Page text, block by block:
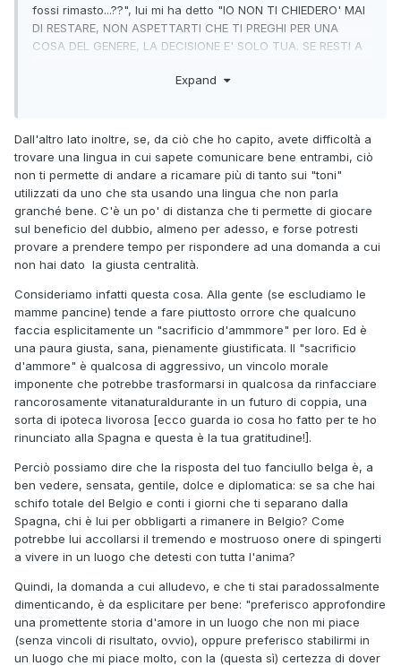
fossi rimasto...??", lui mi ha detto "IO NON TI CHIEDERO' MAI
DI RESTARE, NON ASPETTARTI CHE TI PREGHI PER UNA
COSA DEL GENERE, LA DECISIONE E' SOLO TUA. SE RESTI A
NON TI CHIEDERO' MAI DI RESTARE QUI, PER ME." Il che,
razionali ok, ma non robot... a me verrebbe spontaneo, nei
suoi panni, buttare li un "dai, resta con me!".
(La differenza culturale è palese: gli italiani allisciano
sempre le cose e girano 7 pianeti prima di arrivare a dire le
cose come stanno, all'estero, lo saprete, sono molto più
diretti e concisi, tant'è stato S con me).
Expand
Dall'altro lato inoltre, se, da ciò che ho capito, avete difficoltà a
trovare una lingua in cui sapete comunicare bene entrambi, ciò
non ti permette di andare a ricamare più di tanto sui "toni"
utilizzati da uno che sta usando una lingua che non parla
granché bene. C'è un po' di distanza che ti permette di giocare
sul beneficio del dubbio, almeno per adesso, e forse potresti
provare a prendere tempo per rispondere ad una domanda a cui
non hai dato la giusta centralità.
Consideriamo infatti questa cosa. Alla gente (se escludiamo le
mamme pancine) tende a fare piuttosto orrore che qualcuno
faccia esplicitamente un "sacrificio d'ammmore" per loro. Ed è
una paura giusta, sana, pienamente giustificata. Il "sacrificio
d'ammore" è qualcosa di aggressivo, un vincolo morale
imponente che potrebbe trasformarsi in qualcosa da rinfacciare
rancorosamente vitanaturaldurante in un futuro di coppia, una
sorta di ipoteca livorosa [ecco guarda io cosa ho fatto per te ho
rinunciato alla Spagna e questa è la tua gratitudine!].
Perciò possiamo dire che la risposta del tuo fanciullo belga è, a
ben vedere, sensata, gentile, dolce e diplomatica: se sa che hai
schifo totale del Belgio e conti i giorni che ti separano dalla
Spagna, chi è lui per obbligarti a rimanere in Belgio? Come
potrebbe lui accollarsi il tremendo e mostruoso onere di spingerti
a vivere in un luogo che detesti con tutta l'anima?
Quindi, la domanda a cui alludevo, e che ti stai paradossalmente
dimenticando, è da esplicitare per bene: "preferisco approfondire
una promettente storia d'amore in un luogo che non mi piace
(senza vincoli di risultato, ovvio), oppure preferisco stabilirmi in
un luogo che mi piace molto, con la (questa sì) certezza di dover